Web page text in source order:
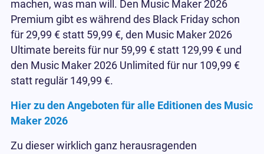
machen, was man will. Den Music Maker 2026
Premium gibt es während des Black Friday schon
für 29,99 € statt 59,99 €, den Music Maker 2026
Ultimate bereits für nur 59,99 € statt 129,99 € und
den Music Maker 2026 Unlimited für nur 109,99 €
statt regulär 149,99 €.
Hier zu den Angeboten für alle Editionen des Music
Maker 2026
Zu dieser wirklich ganz herausragenden